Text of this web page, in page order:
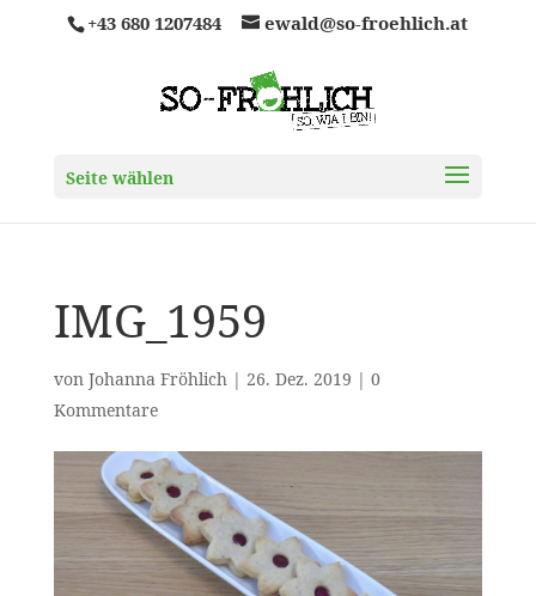
+43 680 1207484 ewald@so-froehlich.at
Seite wählen
IMG_1959
von Johanna Fröhlich| 26. Dez. 2019 | 0
Kommentare